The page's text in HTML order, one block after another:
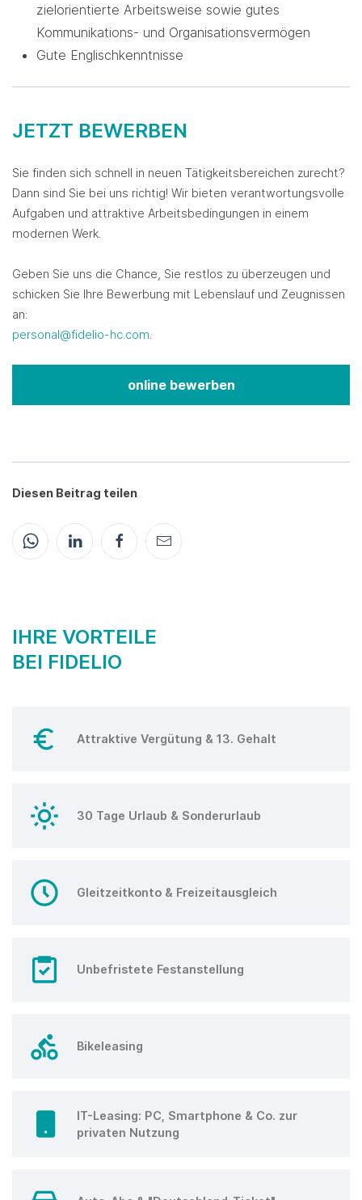
zielorientierte Arbeitsweise sowie gutes
Kommunikations- und Organisationsvermögen
Gute Englischkenntnisse
JETZT BEWERBEN
Sie finden sich schnell in neuen Tätigkeitsbereichen zurecht?
Dann sind Sie bei uns richtig! Wir bieten verantwortungsvolle
Aufgaben und attraktive Arbeitsbedingungen in einem
modernen Werk.
Geben Sie uns die Chance, Sie restlos zu überzeugen und
schicken Sie Ihre Bewerbung mit Lebenslauf und Zeugnissen
an:
personal@fidelio-hc.com
online bewerben
Diesen Beitrag teilen
IHRE VORTEILE
BEI FIDELIO
Attraktive Vergütung & 13. Gehalt
30 Tage Urlaub & Sonderurlaub
Gleitzeitkonto & Freizeitausgleich
Unbefristete Festanstellung
Bikeleasing
IT-Leasing: PC, Smartphone & Co. zur
privaten Nutzung